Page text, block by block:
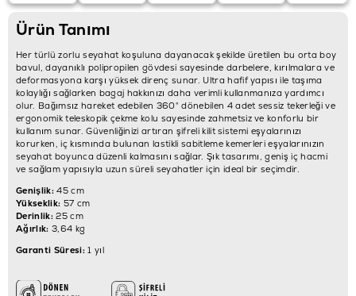
Ürün Tanımı
Her türlü zorlu seyahat koşuluna dayanacak şekilde üretilen bu orta boy
bavul, dayanıklı polipropilen gövdesi sayesinde darbelere, kırılmalara ve
deformasyona karşı yüksek direnç sunar. Ultra hafif yapısı ile taşıma
kolaylığı sağlarken bagaj hakkınızı daha verimli kullanmanıza yardımcı
olur. Bağımsız hareket edebilen 360° dönebilen 4 adet sessiz tekerleği ve
ergonomik teleskopik çekme kolu sayesinde zahmetsiz ve konforlu bir
kullanım sunar. Güvenliğinizi artıran şifreli kilit sistemi eşyalarınızı
korurken, iç kısmında bulunan lastikli sabitleme kemerleri eşyalarınızın
seyahat boyunca düzenli kalmasını sağlar. Şık tasarımı, geniş iç hacmi
ve sağlam yapısıyla uzun süreli seyahatler için ideal bir seçimdir.
Genişlik:45 cm
Yükseklik: 57 cm
Derinlik:25 cm
Ağırlık: 3,64 kg
Garanti Süresi:1 yıl